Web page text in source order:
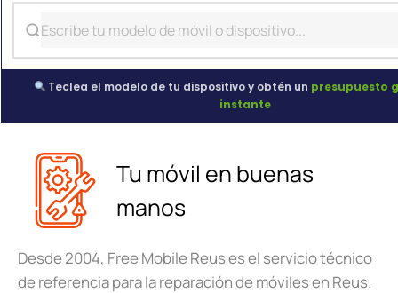
Teclea el modelo de tu dispositivo y obtén un presupuesto
instante
Tu móvil en buenas
manos
Desde 2004, Free Mobile Reus es el servicio técnico
de referencia para la reparación de móviles en Reus.